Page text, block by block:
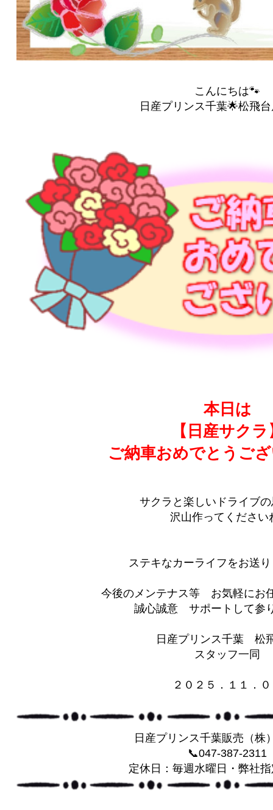
こんにちは🐾
日産プリンス千葉🌟松飛
本日は
【日産サクラ
ご納車おめでとうご
サクラと楽しいドライブ
沢山作ってください
ステキなカーライフをお送
今後のメンテナス等 お気軽にお
誠心誠意 サポートして参
日産プリンス千葉 松
スタッフ一同
２０２５．１１．
日産プリンス千葉販売（株
📞047-387-2311
定休日：毎週水曜日・弊社